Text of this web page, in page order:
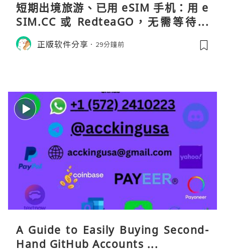
短期出境旅游、已用 eSIM 手机：用 e
SIM.CC 或 RedteaGO，无需等待收
货。需要“当地号码 + 通话短信”（如
打车、外卖、客户联络）：优先 Redt
正版软件分享 29分鐘前
A Guide to Easily Buying Second-
Hand GitHub Accounts ...